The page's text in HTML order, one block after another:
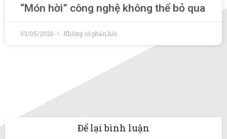
“Món hời” công nghệ không thể bỏ qua
03/05/2026 Không có phản hồi
Để lại bình luận